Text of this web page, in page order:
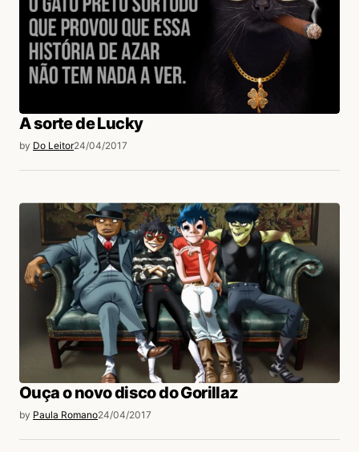
A sorte de Lucky
by Do Leitor24/04/2017
Ouça o novo disco do Gorillaz
by Paula Romano24/04/2017